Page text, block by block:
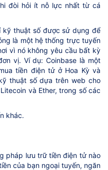
đòi hỏi ít nỗ lực nhất từ cá
kỹ thuật số được sử dụng để
là một hệ thống trực tuyến
vì nó không yêu cầu bất kỳ
vị. Ví dụ: Coinbase là một
tiền điện tử ở Hoa Kỳ và
thuật số dựa trên web cho
và Ether, trong số các
khác.
pháp lưu trữ tiền điện tử nào
của bạn ngoại tuyến, ngăn